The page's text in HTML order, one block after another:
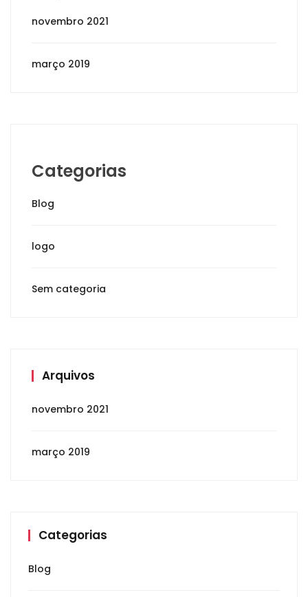
novembro 2021
março 2019
Categorias
Blog
logo
Sem categoria
Arquivos
novembro 2021
março 2019
Categorias
Blog